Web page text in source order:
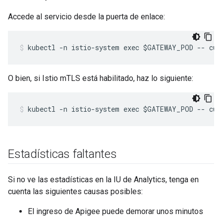
Accede al servicio desde la puerta de enlace:
kubectl -n istio-system exec $GATEWAY_POD --
O bien, si Istio mTLS está habilitado, haz lo siguiente:
kubectl -n istio-system exec $GATEWAY_POD
Estadísticas faltantes
Si no ve las estadísticas en la IU de Analytics, tenga en
cuenta las siguientes causas posibles:
El ingreso de Apigee puede demorar unos minutos